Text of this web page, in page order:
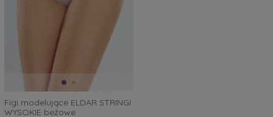
Figi modelujące ELDAR STRINGI
WYSOKIE beżowe